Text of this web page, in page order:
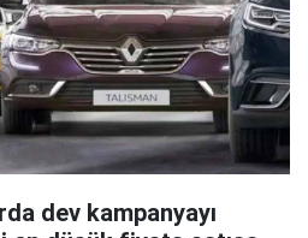
dev kampanyayı